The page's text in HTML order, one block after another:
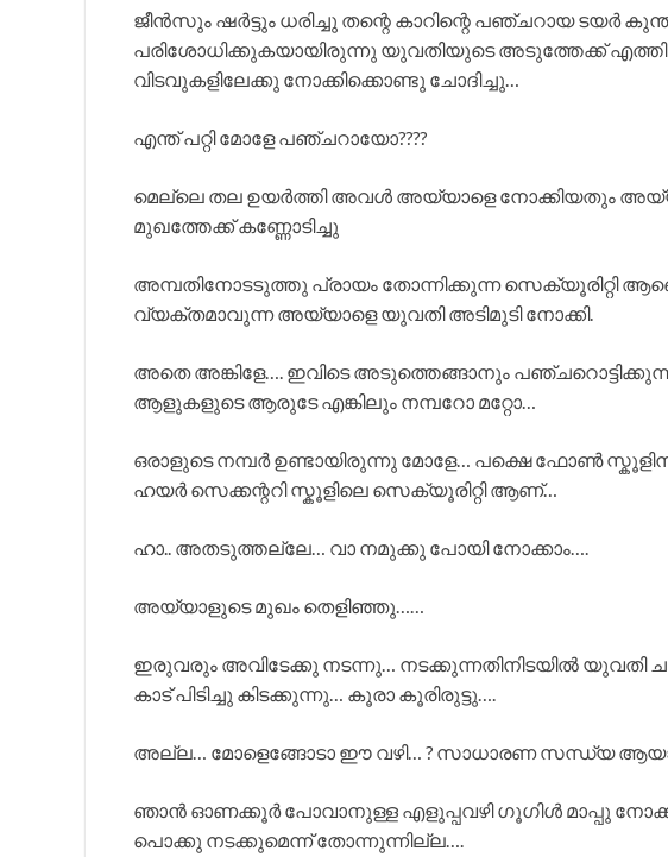
ജീൻസും ഷർട്ടും ധരിച്ചു തന്റെ കാറിന്റെ പഞ്ചറായ ടയർ
പരിശോധിക്കുകയായിരുന്നു യുവതിയുടെ അടുത്തേക്ക്
വിടവുകളിലേക്കു നോക്കിക്കൊണ്ടു ചോദിച്ചു…
എന്ത് പറ്റി മോളേ പഞ്ചറായോ????
മെല്ലെ തല ഉയർത്തി അവൾ അയ്യാളെ നോക്കിയതും
മുഖത്തേക്ക് കണ്ണോടിച്ചു
അമ്പതിനോടടുത്തു പ്രായം തോന്നിക്കുന്ന സെക്യൂരിറ്റി
വ്യക്തമാവുന്ന അയ്യാളെ യുവതി അടിമുടി നോക്കി.
അതെ അങ്കിളേ…. ഇവിടെ അടുത്തെങ്ങാനും
ആളുകളുടെ ആരുടേ എങ്കിലും നമ്പറോ മറ്റോ…
ഒരാളുടെ നമ്പർ ഉണ്ടായിരുന്നു മോളേ… പക്ഷെ ഫോൺ
ഹയർ സെക്കന്ററി സ്കൂളിലെ സെക്യൂരിറ്റി ആണ്…
ഹാ.. അതടുത്തല്ലേ… വാ നമുക്കു പോയി നോക്കാം….
അയ്യാളുടെ മുഖം തെളിഞ്ഞു……
ഇരുവരും അവിടേക്കു നടന്നു… നടക്കുന്നതിനിടയിൽ യുവതി
കാട് പിടിച്ചു കിടക്കുന്നു… കൂരാ കൂരിരുട്ടു….
അല്ല… മോളെങ്ങോടാ ഈ വഴി… ? സാധാരണ സന്ധ്യ
ഞാൻ ഓണക്കൂർ പോവാനുള്ള എളുപ്പവഴി ഗൂഗിൾ മാപ്പു നോക്കി
പൊക്കു നടക്കുമെന്ന് തോന്നുന്നില്ല….